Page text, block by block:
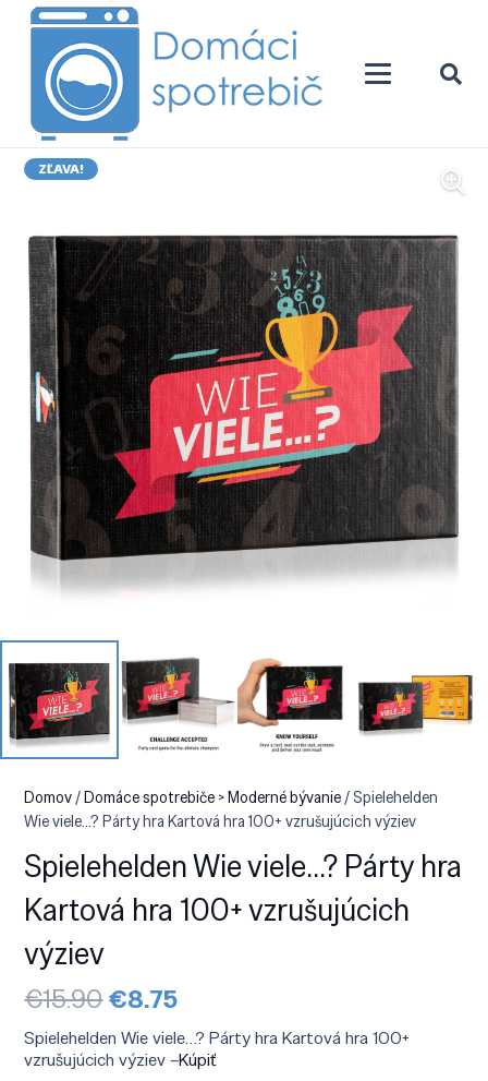
ZĽAVA!
Domov/Domáce spotrebiče > Moderné bývanie/ Spielehelden
Wie viele…? Párty hra Kartová hra 100+ vzrušujúcich výziev
Spielehelden Wie viele…? Párty hra
Kartová hra 100+ vzrušujúcich
výziev
€15.90Pôvodná
cena
bola:
€15.90.
€8.75Aktuálna
je:
€8.75.
Spielehelden Wie viele…? Párty hra Kartová hra 100+
vzrušujúcich výziev –Kúpiť